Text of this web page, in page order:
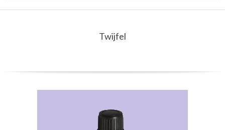
Menu
Twijfel